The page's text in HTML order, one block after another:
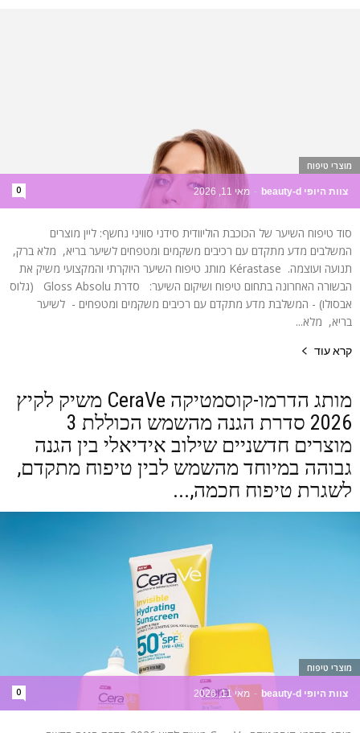
צוות היופי beauty-d - מאי 11, 2026 0
מוצרי טיפוח
סוד טיפוח השיער של הכוכבת הוליוודית סידני סוויני נחשף: ליין מוצרים
המשלבים מדע מתקדם עם רכיבים משקמים ומטפחים לשיער בריא, מלא ברק,
תנועה ועוצמה. Kérastase מותג טיפוח השיער היוקרתי והמקצועי משיק את
הבשורה האחרונה בתחום טיפוח ושיקום השיער: סדרת Gloss Absolu (גלוס
אבסולו) - המשלבת מדע מתקדם עם רכיבים משקמים ומטפחים - לשיער
בריא, מלא...
קרא עוד
מותג הדרמו-קוסמטיקה CeraVe משיק לקיץ
2026 סדרת הגנה מהשמש הכוללת 3
מוצרים חדשניים שילוב אידיאלי בין הגנה
גבוהה במיוחד מהשמש לבין טיפוח מתקדם,
לשגרת טיפוח חכמה,...
צוות היופי beauty-d - מאי 11, 2026 0
מוצרי טיפוח